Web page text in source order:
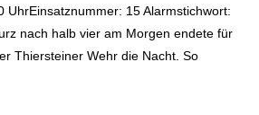
UhrEinsatznummer: 15 Alarmstichwort:
nach halb vier am Morgen endete für
Thiersteiner Wehr die Nacht. So